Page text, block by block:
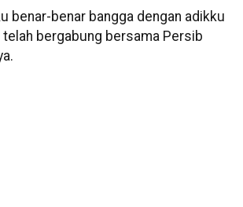
benar-benar bangga dengan adikku
telah bergabung bersama Persib